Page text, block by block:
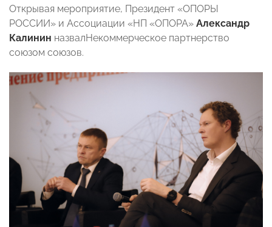
Открывая мероприятие, Президент «ОПОРЫ
РОССИИ» и Ассоциации «НП «ОПОРА» Александр
Калинин назвалНекоммерческое партнерство
союзом союзов.